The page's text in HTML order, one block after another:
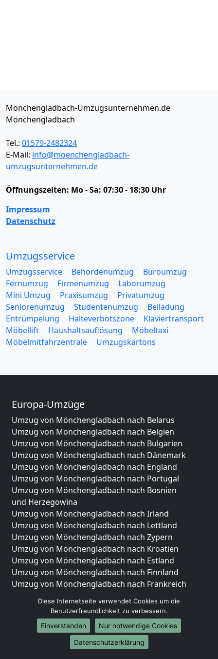
Mönchengladbach-Umzugsunternehmen.de
Mönchengladbach
Tel.: 01579-2482324
E-Mail: info@moenchengladbach-
umzugsunternehmen.de
Öffnungszeiten: Mo - Sa: 07:30 - 18:30 Uhr
Impressum
Datenschutz
Umzugsservice
Umzugsservice Behördenumzug
Büroumzug
Fernumzug
Firmenumzug
Laborumzug
Mini Umzug
Praxisumzug
Privatumzug
Seniorenumzug
Studentenumzug
Beiladung
Entrümpelung
Halteverbotszone
Klaviertransport
Möbellift
Haushaltsauflösung
Möbeltaxi
Möbelmitfahrzentrale
Umzugskartons
Europa-Umzüge
Umzug von Mönchengladbach nach Belarus
Umzug von Mönchengladbach nach Belgien
Umzug von Mönchengladbach nach Bulgarien
Umzug von Mönchengladbach nach Dänemark
Umzug von Mönchengladbach nach England
Umzug von Mönchengladbach nach Portugal
Umzug von Mönchengladbach nach Bosnien
und Herzegowina
Umzug von Mönchengladbach nach Irland
Umzug von Mönchengladbach nach Lettland
Umzug von Mönchengladbach nach Zypern
Umzug von Mönchengladbach nach Kroatien
Umzug von Mönchengladbach nach Estland
Umzug von Mönchengladbach nach Finnland
Umzug von Mönchengladbach nach Frankreich
Umzug von Mönchengladbach nach Italien
Umzug von Mönchengladbach nach Liechtenstein
Umzug von Mönchengladbach nach Luxemburg
Umzug von Mönchengladbach nach Niederlande
Diese Internetseite verwendet Cookies um die
Benutzerfreundlichkeit zu verbessern.
Einverstanden
Nur notwendige Cookies
Datenschutzerklärung